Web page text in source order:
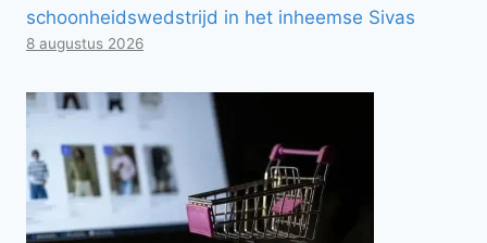
schoonheidswedstrijd in het inheemse Sivas
8 augustus 2026